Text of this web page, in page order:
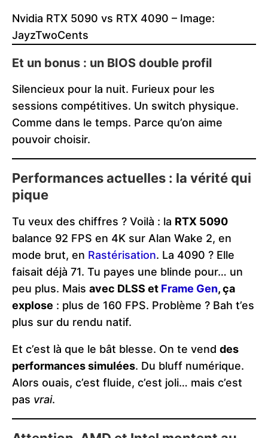
Nvidia RTX 5090 vs RTX 4090 – Image:
JayzTwoCents
Et un bonus : un BIOS double profil
Silencieux pour la nuit. Furieux pour les
sessions compétitives. Un switch physique.
Comme dans le temps. Parce qu’on aime
pouvoir choisir.
Performances actuelles : la vérité qui
pique
Tu veux des chiffres ? Voilà : la RTX 5090
balance 92 FPS en 4K sur Alan Wake 2, en
mode brut, en Rastérisation. La 4090 ? Elle
faisait déjà 71. Tu payes une blinde pour… un
peu plus. Mais avec DLSS et Frame Gen, ça
explose : plus de 160 FPS. Problème ? Bah t’es
plus sur du rendu natif.
Et c’est là que le bât blesse. On te vend des
performances simulées. Du bluff numérique.
Alors ouais, c’est fluide, c’est joli… mais c’est
pas vrai.